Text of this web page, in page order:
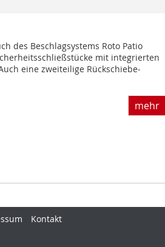
des Beschlagsystems Roto Patio
mit integrierten
eine zweiteilige Rückschiebe­
mehr
Kontakt